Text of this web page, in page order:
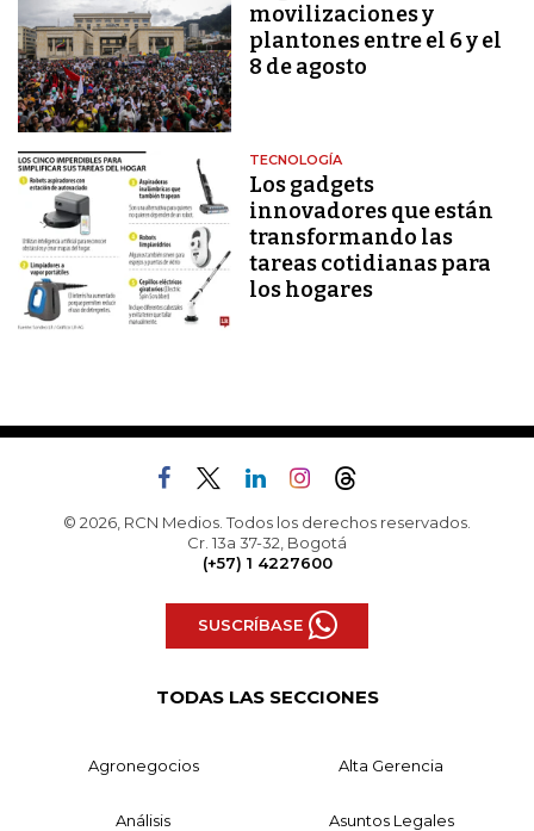
movilizaciones y
plantones entre el 6 y el
8 de agosto
TECNOLOGÍA
Los gadgets
innovadores que están
transformando las
tareas cotidianas para
los hogares
© 2026, RCN Medios. Todos los derechos reservados.
Cr. 13a 37-32, Bogotá
(+57) 1 4227600
SUSCRÍBASE
TODAS LAS SECCIONES
Agronegocios Alta Gerencia
Análisis Asuntos Legales